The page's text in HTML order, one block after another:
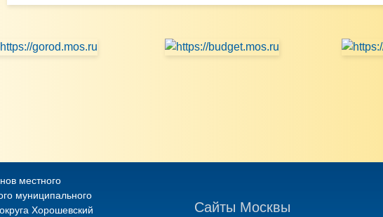
местного
муниципального
Хорошевский
Сайты Москвы